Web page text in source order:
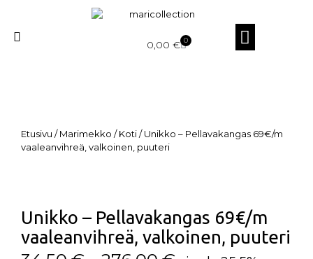
0,00 € 0
Etusivu /Marimekko /Koti/ Unikko – Pellavakangas 69€/m
vaaleanvihreä, valkoinen, puuteri
Unikko – Pellavakangas 69€/m
vaaleanvihreä, valkoinen, puuteri